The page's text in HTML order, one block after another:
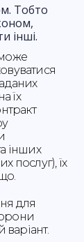
Тобто
інші.
їх
інших
послуг), їх
для